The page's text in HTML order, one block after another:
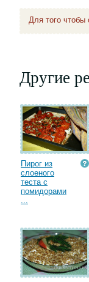
Для того чтобы
Другие
Пирог из
слоеного
теста с
помидорами
...